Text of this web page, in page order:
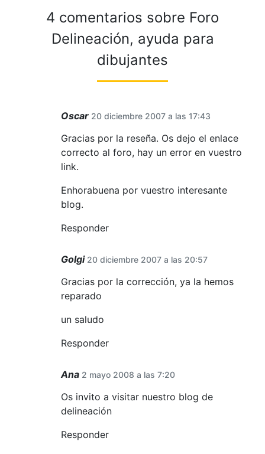
4 comentarios sobre Foro
Delineación, ayuda para
dibujantes
Oscar 20 diciembre 2007 a las 17:43
Gracias por la reseña. Os dejo el enlace
correcto al foro, hay un error en vuestro
link.
Enhorabuena por vuestro interesante
blog.
Responder
Golgi 20 diciembre 2007 a las 20:57
Gracias por la corrección, ya la hemos
reparado
un saludo
Responder
Ana 2 mayo 2008 a las 7:20
Os invito a visitar nuestro blog de
delineación
Responder